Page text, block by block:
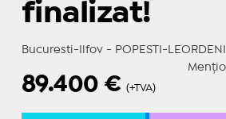
finalizat!
Bucuresti-Ilfov - POPESTI-LEORDENI
89.400€ (+TVA)